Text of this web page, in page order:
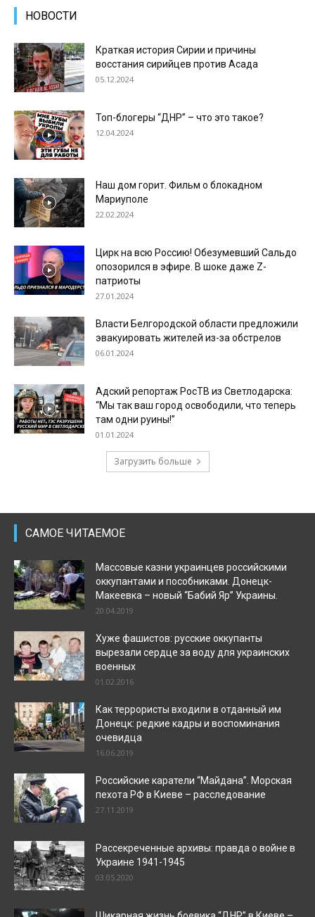
НОВОСТИ
Краткая история Сирии и причины
восстания сирийцев против Асада
05.12.2024
Топ-блогеры “ДНР” – что это такое?
12.04.2024
Наш дом горит. Фильм о блокадном
Мариуполе
22.02.2024
Цирк на всю Россию! Обезумевший Сальдо
опозорился в эфире. В шоке даже Z-
патриоты
27.01.2024
Власти Белгородской области предложили
эвакуировать жителей из-за обстрелов
06.01.2024
Адский репортаж РосТВ из Светлодарска:
“Мы так ваш город освободили, что теперь
там одни руины!”
01.01.2024
Загрузить больше
САМОЕ ЧИТАЕМОЕ
Массовые казни украинцев российскими
оккупантами и пособниками. Донецк-
Макеевка – новый “Бабий Яр” Украины.
20.04.2019
Хуже фашистов: русские оккупанты
вырезали сердце за воду для украинских
военных
01.02.2016
Как террористы входили в отданный им
Донецк: редкие кадры и воспоминания
очевидца
16.06.2019
Российские каратели “Майдана”. Морская
пехота РФ в Киеве – расследование
27.11.2019
Рассекреченные архивы: правда о войне в
Украине 1941-1945
03.05.2020